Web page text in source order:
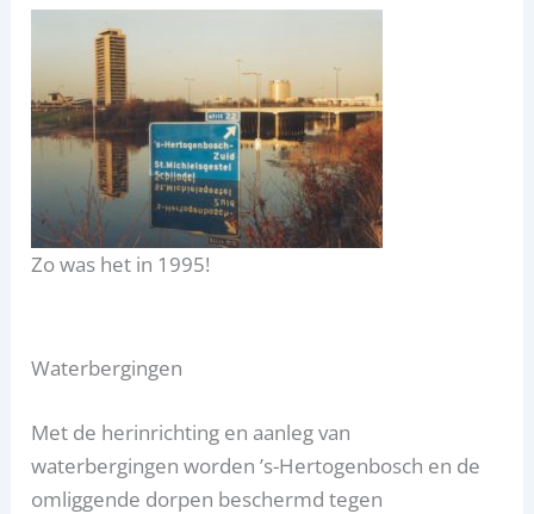
Zo was het in 1995!
Waterbergingen
Met de herinrichting en aanleg van
waterbergingen worden ’s-Hertogenbosch en de
omliggende dorpen beschermd tegen